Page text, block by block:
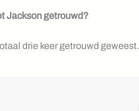
Jackson getrouwd?
drie keer getrouwd geweest.